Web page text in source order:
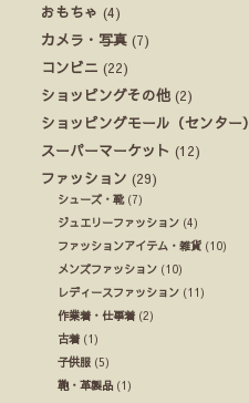
おもちゃ (4)
カメラ・写真 (7)
コンビニ (22)
ショッピングその他 (2)
ショッピングモール（センター）
スーパーマーケット (12)
ファッション (29)
シューズ・靴(7)
ジュエリーファッション (4)
ファッションアイテム・雑貨 (10)
メンズファッション (10)
レディースファッション (11)
作業着・仕事着 (2)
古着 (1)
子供服 (5)
鞄・革製品 (1)